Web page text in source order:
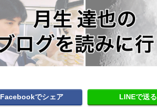
Facebookでシェア LINEで送る